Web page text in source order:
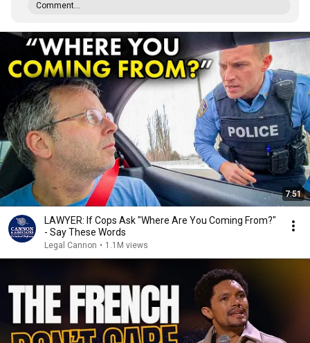
Comment...
7:51
LAWYER: If Cops Ask "Where Are You Coming From?"
- Say These Words
Legal Cannon • 1.1M views